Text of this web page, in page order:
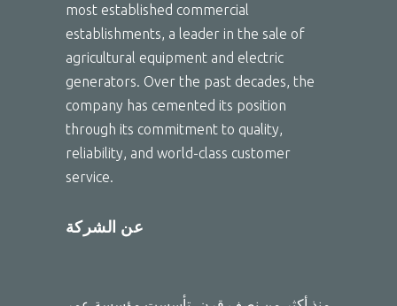
most established commercial
establishments, a leader in the sale of
agricultural equipment and electric
generators. Over the past decades, the
company has cemented its position
through its commitment to quality,
reliability, and world-class customer
service.
عن الشركة